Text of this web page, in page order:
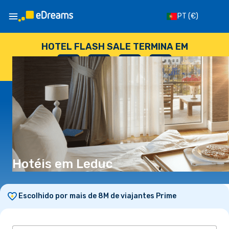
PT (€)
HOTEL FLASH SALE TERMINA EM
--
DIAS
: --
HORAS
: --
SEGUNDOS
Hotéis em Leduc
Escolhido por mais de 8M de viajantes Prime